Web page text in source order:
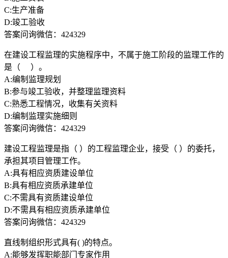
C:生产准备
D:竣工验收
答案问询微信：424329
在建设工程监理的实施程序中，不属于施工阶段的监理工作的
是（ ）。
A:编制监理规划
B:参与竣工验收，并整理监理资料
C:熟悉工程情况，收集有关资料
D:编制监理实施细则
答案问询微信：424329
建设工程监理是指（ ）的工程监理企业，接受（ ）的委托，
承担其项目管理工作。
A:具有相应资质建设单位
B:具有相应资质承建单位
C:不需具有资质建设单位
D:不需具有相应资质承建单位
答案问询微信：424329
直线制组织形式具有( )的特点。
A:能够发挥职能部门专家作用